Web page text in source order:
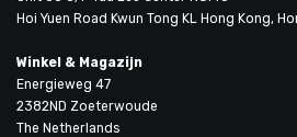
Hoi Yuen Road Kwun Tong KL Hong Kong,
Winkel & Magazijn
Energieweg 47
2382ND Zoeterwoude
The Netherlands